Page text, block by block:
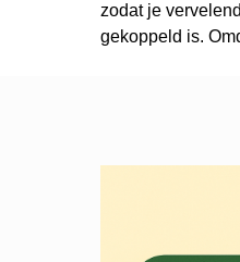
zodat je
gekoppeld is.